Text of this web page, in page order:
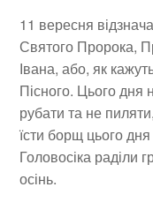
11 вересня
Святого Пророка,
Івана, або, як
Пісного. Цього дня
рубати та не
їсти борщ цього
Головосіка раділи
осінь.